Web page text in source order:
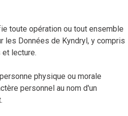
toute opération ou tout ensemble
Données de Kyndryl, y compris
lecture.
physique ou morale
personnel au nom d'un